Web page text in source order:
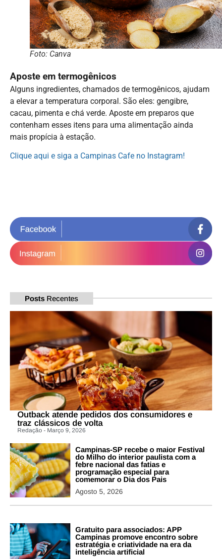
Foto: Canva
Aposte em termogênicos
Alguns ingredientes, chamados de termogênicos, ajudam
a elevar a temperatura corporal. São eles: gengibre,
cacau, pimenta e chá verde. Aposte em preparos que
contenham esses itens para uma alimentação ainda
mais propícia à estação.
Clique aqui e siga a Campinas Cafe no Instagram!
Posts Recentes
Outback atende pedidos dos consumidores e
traz clássicos de volta
Redação - Março 9, 2026
Campinas-SP recebe o maior Festival
do Milho do interior paulista com a
febre nacional das fatias e
programação especial para
comemorar o Dia dos Pais
Agosto 5, 2026
Gratuito para associados: APP
Campinas promove encontro sobre
estratégia e criatividade na era da
inteligência artificial